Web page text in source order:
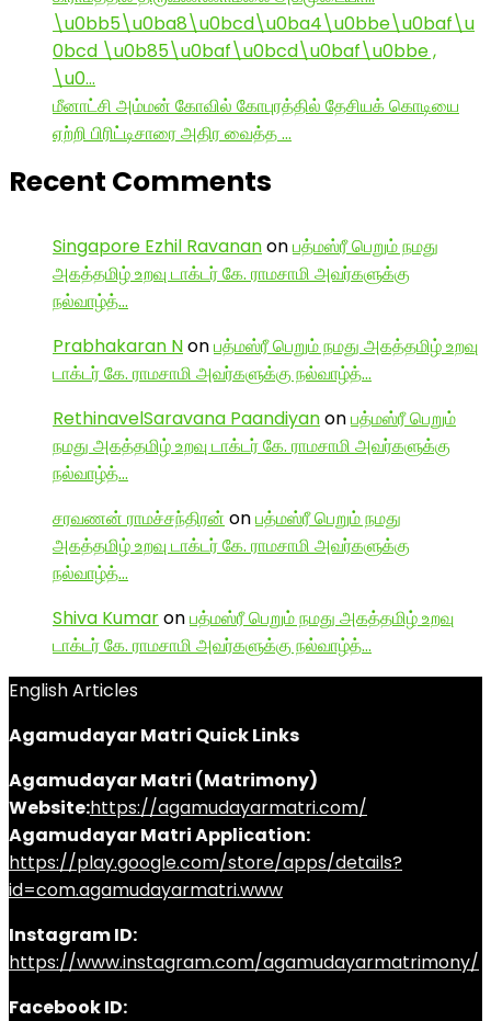
\u0bb5\u0ba8\u0bcd\u0ba4\u0bbe\u0baf\u
0bcd \u0b85\u0baf\u0bcd\u0baf\u0bbe ,
\u0…
மீனாட்சி அம்மன் கோவில் கோபுரத்தில் தேசியக் கொடியை
ஏற்றி பிரிட்டிசாரை அதிர வைத்த …
Recent Comments
Singapore Ezhil Ravananonபத்மஸ்ரீ பெறும் நமது
அகத்தமிழ் உறவு டாக்டர் கே. ராமசாமி அவர்களுக்கு
நல்வாழ்த்…
Prabhakaran Nonபத்மஸ்ரீ பெறும் நமது அகத்தமிழ் உறவு
டாக்டர் கே. ராமசாமி அவர்களுக்கு நல்வாழ்த்…
RethinavelSaravana Paandiyanonபத்மஸ்ரீ பெறும்
நமது அகத்தமிழ் உறவு டாக்டர் கே. ராமசாமி அவர்களுக்கு
நல்வாழ்த்…
சரவணன் ராமச்சந்திரன் onபத்மஸ்ரீ பெறும் நமது
அகத்தமிழ் உறவு டாக்டர் கே. ராமசாமி அவர்களுக்கு
நல்வாழ்த்…
Shiva Kumaronபத்மஸ்ரீ பெறும் நமது அகத்தமிழ் உறவு
டாக்டர் கே. ராமசாமி அவர்களுக்கு நல்வாழ்த்…
English Articles
Agamudayar Matri Quick Links
Agamudayar Matri (Matrimony)
Website:https://agamudayarmatri.com/
Agamudayar Matri Application:
https://play.google.com/store/apps/details?
id=com.agamudayarmatri.www
Instagram ID:
https://www.instagram.com/agamudayarmatrimony/
Facebook ID: